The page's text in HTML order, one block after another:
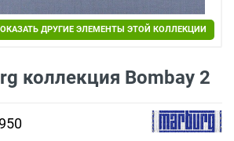
ДРУГИЕ ЭЛЕМЕНТЫ ЭТОЙ КОЛЛЕКЦИИ
коллекция Bombay 2